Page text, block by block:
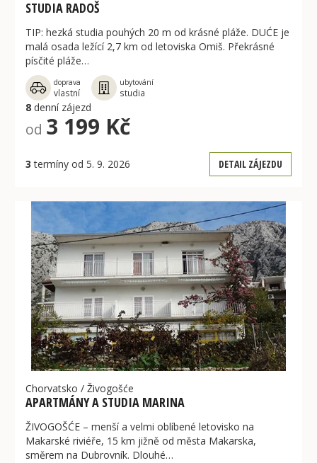
STUDIA RADOŠ
TIP: hezká studia pouhých 20 m od krásné pláže. DUĆE je
malá osada ležící 2,7 km od letoviska Omiš. Překrásné
písčité pláže…
doprava
vlastní
ubytování
studia
8 denní zájezd
od 3 199 Kč
3 termíny od 5. 9. 2026 DETAIL ZÁJEZDU
Chorvatsko / Živogošće
APARTMÁNY A STUDIA MARINA
ŽIVOGOŠĆE – menší a velmi oblíbené letovisko na
Makarské riviéře, 15 km jižně od města Makarska,
směrem na Dubrovník. Dlouhé…